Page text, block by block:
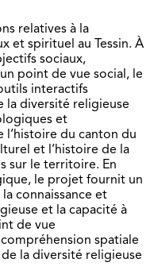
relatives à la
et spirituel au Tessin. À
sociaux,
point de vue social, le
interactifs
la diversité religieuse
et
l’histoire du canton du
et l’histoire de la
sur le territoire. En
le projet fournit un
connaissance et
et la capacité à
de vue
spatiale
la diversité religieuse